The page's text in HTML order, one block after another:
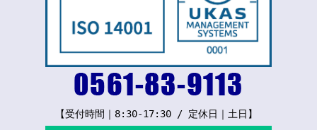
【受付時間｜8:30-17:30 / 定休日｜土日】